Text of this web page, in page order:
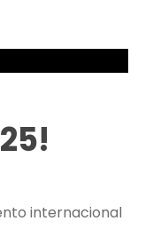
internacional